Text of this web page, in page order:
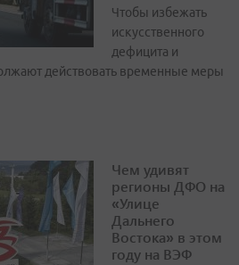
Чтобы избежать
искусственного
дефицита и
действовать временные меры
Чем удивят
регионы ДФО на
«Улице
Дальнего
Востока» в этом
году на ВЭФ